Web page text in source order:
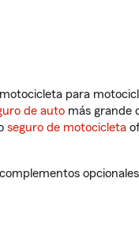
para
de auto más grande
seguro de motocicleta